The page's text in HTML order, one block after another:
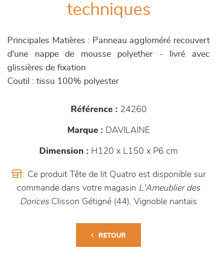
techniques
Principales Matières : Panneau aggloméré recouvert
d'une nappe de mousse polyether - livré avec
glissières de fixation
Coutil : tissu 100% polyester
Référence : 24260
Marque : DAVILAINE
Dimension : H120 x L150 x P6 cm
Ce produit Tête de lit Quatro est disponible sur
commande dans votre magasin L'Ameublier des
DoricesClisson Gétigné (44), Vignoble nantais
RETOUR